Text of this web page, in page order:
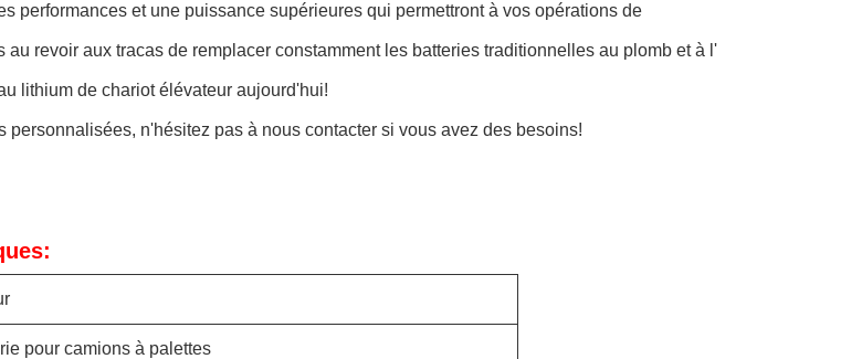
performances et une puissance supérieures qui permettront à vos opérations de
au revoir aux tracas de remplacer constamment les batteries traditionnelles au plomb et à l'
lithium de chariot élévateur aujourd'hui!
personnalisées, n'hésitez pas à nous contacter si vous avez des besoins!
pour camions à palettes